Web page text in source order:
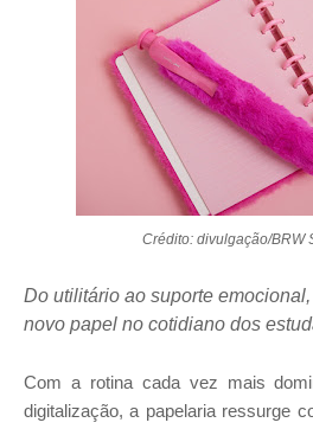
Crédito: divulgação/BRW
Do utilitário ao suporte
novo papel no cotidiano dos
Com a rotina cada vez mais
digitalização, a papelaria ressurge